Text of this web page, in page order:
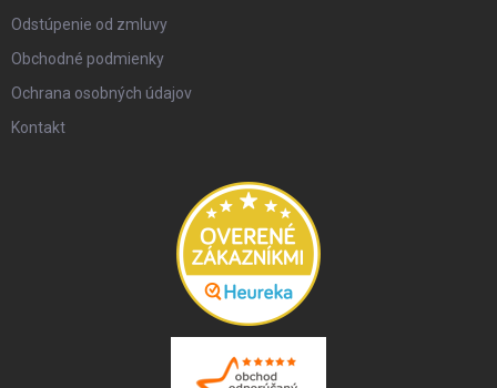
Odstúpenie od zmluvy
Obchodné podmienky
Ochrana osobných údajov
Kontakt